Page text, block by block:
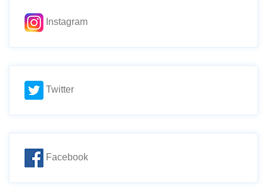
Instagram
Twitter
Facebook